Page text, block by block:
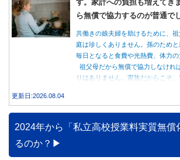
す。家計への負担も増えてき
ら無償で協力するのが普通で
共働きの娘夫婦を助けるために、
庭は珍しくありません。孫のためと
毎日となると食費や光熱費、体力の
祖父母だから無償で協力しなけれ
りはありません。家族だからこそ、
更新日:2026.08.04
2024年から「私立高校授業料実質無償
るのか？